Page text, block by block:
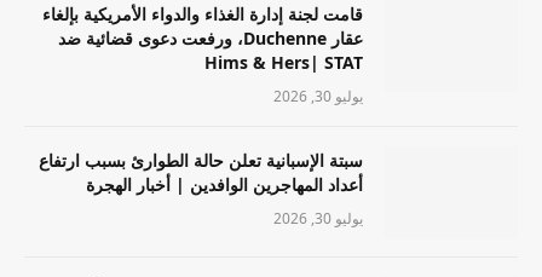
قامت لجنة إدارة الغذاء والدواء الأمريكية بإلغاء
عقار Duchenne، ورفعت دعوى قضائية ضد
Hims & Hers| STAT
يوليو 30, 2026
سبتة الإسبانية تعلن حالة الطوارئ بسبب ارتفاع
أعداد المهاجرين الوافدين | أخبار الهجرة
يوليو 30, 2026